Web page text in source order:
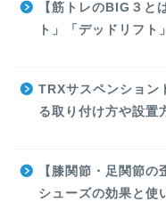
【筋トレのBIG３と
ト」「デッドリフ
TRXサスペンション
る取り付け方や設置
【膝関節・足関節
シューズの効果と使